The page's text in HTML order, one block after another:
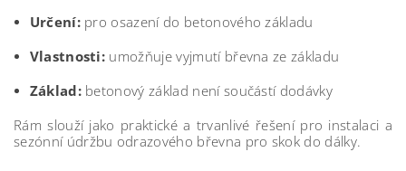
Určení:pro osazení do betonového základu
Vlastnosti: umožňuje vyjmutí břevna ze základu
Základ:betonový základ není součástí dodávky
Rám slouží jako praktické a trvanlivé řešení pro instalaci a
sezónní údržbu odrazového břevna pro skok do dálky.